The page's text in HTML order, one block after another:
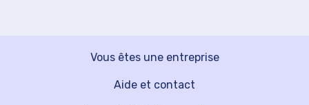
Vous êtes une entreprise
Aide et contact